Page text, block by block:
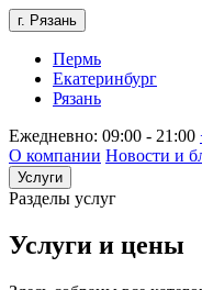
г. Рязань
Пермь
Екатеринбург
Рязань
Ежедневно: 09:00 - 21:00
О компании Новости и
Услуги
Разделы услуг
Услуги и цены